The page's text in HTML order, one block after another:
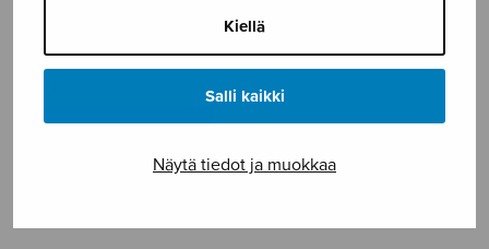
Kiellä
Salli kaikki
Näytä tiedot ja muokkaa
Integer